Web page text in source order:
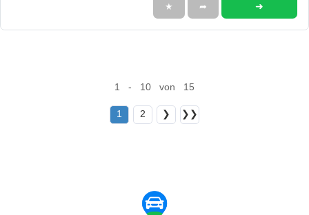
★ ➦ ➜
1 - 10 von 15
1 2 ❯ ❯❯